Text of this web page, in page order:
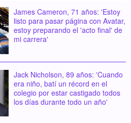
James Cameron, 71 años: 'Estoy
listo para pasar página con Avatar,
estoy preparando el 'acto final' de
mi carrera'
Jack Nicholson, 89 años: 'Cuando
era niño, batí un récord en el
colegio por estar castigado todos
los días durante todo un año'